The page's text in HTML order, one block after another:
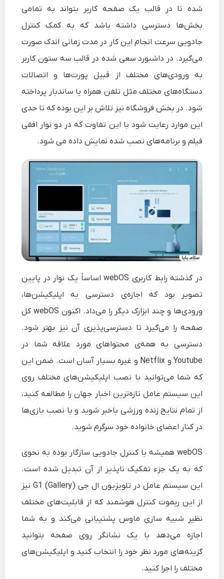
شده تا در قالب یک صفحه کاربر بتواند به تمامی
بخش‌ها دسترسی داشته باشد که به کمک کنترل
جادویی سرعت انجام این کار در مدت زمانی اندک صورت
می‌گیرد. در داشبورد سعی شده در قالب سه ستون کاربر
به ورودی‌های مختلف از قبیل پورت‌ها و اتصالات
دستگاه‌های مختلف مثل تلفن همراه یا ساندبار پرداخته
شود. در بخش فروشگاه نیز تلاش بر این بوده که تا حدی
این موارد رعایت شود با این تفاوت که در دو نوار افقی
فیلم و برنامه‌های نصب شده نمایش داده می شود.
در گذشته رابط کاربری webOS اساساً یک نوار در پایین
تصویر بود که اجازه‌ی دسترسی به اپلیکیشن‌ها،
ورودی‌ها و چند ابزارک دیگر را می‌داد. اکنون webOS کل
صفحه را می‌گیرد تا دسترسی‌پذیری آن نیز بهتر شود.
دسترسی به همه‌ی محتواهای مورد علاقه شما در
Youtube و Netflix و غیره بسیار آسان است. ضمن این
که شما می‌توانید با نصب اپلیکیشن‌های مختلف روی
این سیستم عامل تازه‌ترین اخبار جهان را مطالعه کنید،
از تمام نتایج زنده ورزشی باخبر شوید و با نصب بازی‌ها
در کنار اعضای خانواده خود سرگرم شوید.
webOS همیشه با کنترل جادویی سازگار بوده به نحوی
که به یک جزء تفکیک ناپذیر از آن تبدیل شده است.
این سیستم عامل در تلویزیون ال جی G1 (Gallery) نیز
از این ریموت کنترل هوشمند که از قابلیت‌های مختلف
نظیر شبیه سازی ماوس پشتیبانی می‌کند و به شما
اجازه می‌دهد با یک نشانگر روی صفحه بتوانید
گزینه‌های مورد نظر خود را انتخاب کنید و اپلیکیشن‌های
مختلف را اجرا کنید.